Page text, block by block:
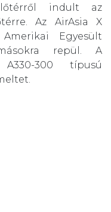
indult az
Az AirAsia X
Egyesült
repül. A
300 típusú